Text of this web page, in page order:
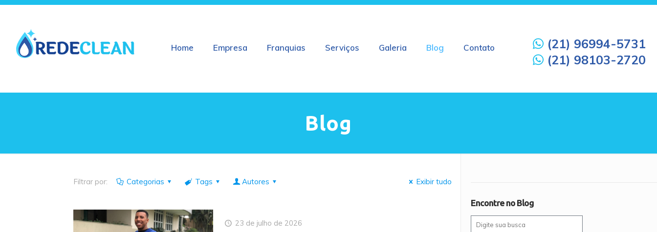
Home Empresa Franquias Serviços Galeria Blog Contato
(21) 96994-5731
(21) 98103-2720
Blog
Filtrar por: Categorias Tags Autores Exibir tudo
23 de julho de 2026
Encontre no Blog